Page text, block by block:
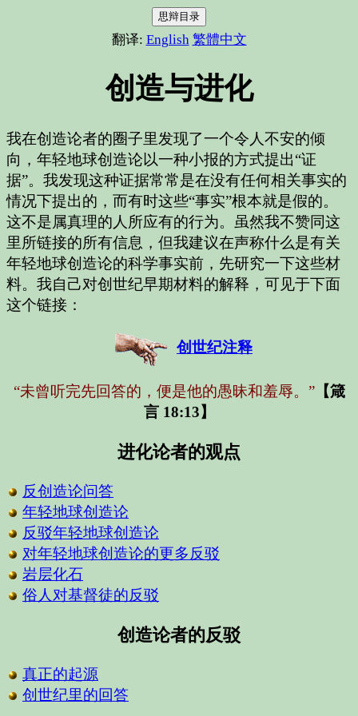
思辩目录
翻译: English 繁體中文
创造与进化
我在创造论者的圈子里发现了一个令人不安的倾
向，年轻地球创造论以一种小报的方式提出“证
据”。我发现这种证据常常是在没有任何相关事实的
情况下提出的，而有时这些“事实”根本就是假的。
这不是属真理的人所应有的行为。虽然我不赞同这
里所链接的所有信息，但我建议在声称什么是有关
年轻地球创造论的科学事实前，先研究一下这些材
料。我自己对创世纪早期材料的解释，可见于下面
这个链接：
创世纪注释
“未曾听完先回答的，便是他的愚昧和羞辱。”【箴
言 18:13】
进化论者的观点
反创造论问答
年轻地球创造论
反驳年轻地球创造论
对年轻地球创造论的更多反驳
岩层化石
俗人对基督徒的反驳
创造论者的反驳
真正的起源
创世纪里的回答